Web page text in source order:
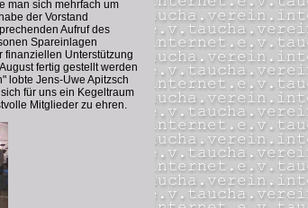
man sich mehrfach um
der Vorstand
Aufruf des
Spareinlagen
finanziellen Unterstützung
fertig gestellt werden
lobte Jens-Uwe Apitzsch
für uns ein Kegeltraum
Mitglieder zu ehren.